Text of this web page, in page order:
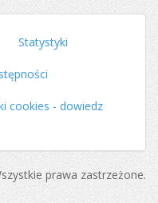
Statystyki
cookies - dowiedz
prawa zastrzeżone.